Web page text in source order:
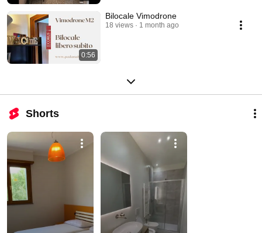
0:56
Bilocale Vimodrone
18 views 1 month ago
Shorts